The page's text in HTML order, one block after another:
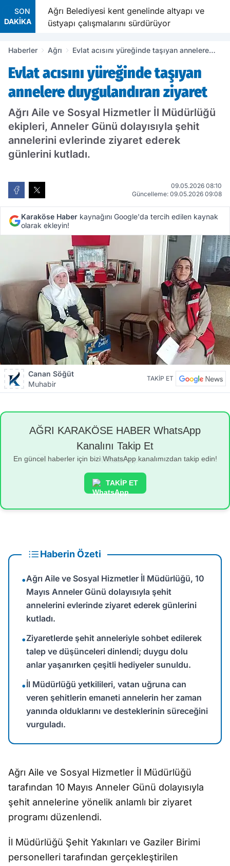
SON
DAKİKA
Ağrı Belediyesi kent genelinde altyapı ve
üstyapı çalışmalarını sürdürüyor
Haberler Ağrı
Evlat acısını yüreğinde taşıyan annelere
Evlat acısını yüreğinde taşıyan
annelere duygulandıran ziyaret
Ağrı Aile ve Sosyal Hizmetler İl Müdürlüğü
ekipleri, Anneler Günü dolayısıyla şehit
annelerini evlerinde ziyaret ederek
günlerini kutladı.
09.05.2026 08:10
Güncelleme: 09.05.2026 09:08
Karaköse Haber kaynağını Google'da tercih edilen kaynak
olarak ekleyin!
Canan Söğüt
Muhabir
TAKİP ET
AĞRI KARAKÖSE HABER WhatsApp
Kanalını Takip Et
En güncel haberler için bizi WhatsApp kanalımızdan takip edin!
TAKİP ET
Haberin Özeti
•Ağrı Aile ve Sosyal Hizmetler İl Müdürlüğü, 10
Mayıs Anneler Günü dolayısıyla şehit
annelerini evlerinde ziyaret ederek günlerini
kutladı.
•Ziyaretlerde şehit anneleriyle sohbet edilerek
talep ve düşünceleri dinlendi; duygu dolu
anlar yaşanırken çeşitli hediyeler sunuldu.
•İl Müdürlüğü yetkilileri, vatan uğruna can
veren şehitlerin emaneti annelerin her zaman
yanında olduklarını ve desteklerinin süreceğini
vurguladı.
Ağrı Aile ve Sosyal Hizmetler İl Müdürlüğü
tarafından 10 Mayıs Anneler Günü dolayısıyla
şehit annelerine yönelik anlamlı bir ziyaret
programı düzenlendi.
İl Müdürlüğü Şehit Yakınları ve Gaziler Birimi
personelleri tarafından gerçekleştirilen